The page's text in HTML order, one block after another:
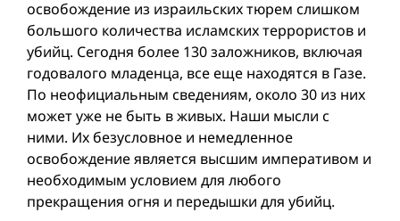
освобождение из израильских тюрем слишком
большого количества исламских террористов и
убийц. Сегодня более 130 заложников, включая
годовалого младенца, все ещe находятся в Газе.
По неофициальным сведениям, около 30 из них
может уже не быть в живых. Наши мысли с
ними. Их безусловное и немедленное
освобождение является высшим императивом и
необходимым условием для любого
прекращения огня и передышки для убийц.